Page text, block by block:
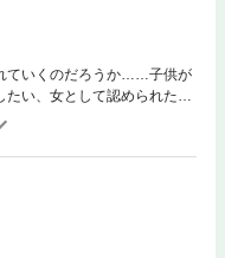
ていくのだろうか……子供が
い、女として認められた
クスレスとなり２年、求め
っている「夫の愛を感じら
を無理やりされる日々、夫の
感じない」早希子。夫婦の
ックス」という悩みを抱え
分冊版第7弾。